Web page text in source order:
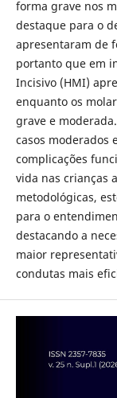
forma grave nos
destaque para o
apresentaram de
portanto que em
Incisivo (HMI)
enquanto os
grave e
casos moderados
complicações
vida nas crianças
metodológicas,
para o
destacando a
maior
condutas mais